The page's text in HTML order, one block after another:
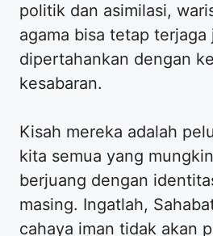
politik dan asimilasi,
agama bisa tetap terjaga
dipertahankan dengan
kesabaran.
Kisah mereka adalah
kita semua yang
berjuang dengan
masing. Ingatlah,
cahaya iman tidak akan